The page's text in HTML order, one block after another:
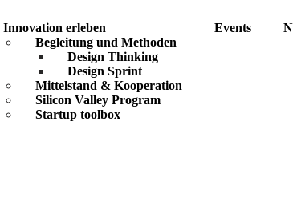
Innovation erleben
Begleitung und Methoden
Design Thinking
Design Sprint
Mittelstand & Kooperation
Silicon Valley Program
Startup toolbox
Events